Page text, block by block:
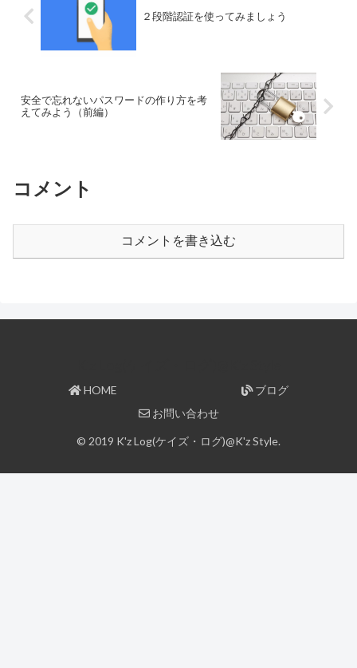
２段階認証を使ってみましょう
安全で忘れないパスワードの作り方を考
えてみよう（前編）
コメント
コメントを書き込む
HOME
ブログ
お問い合わせ
© 2019 K'z Log(ケイズ・ログ)@K'z Style.